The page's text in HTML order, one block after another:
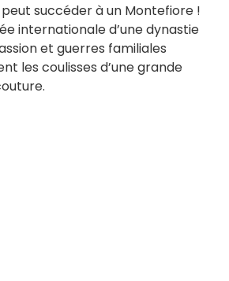
succéder à un Montefiore !
internationale d’une dynastie
et guerres familiales
les coulisses d’une grande